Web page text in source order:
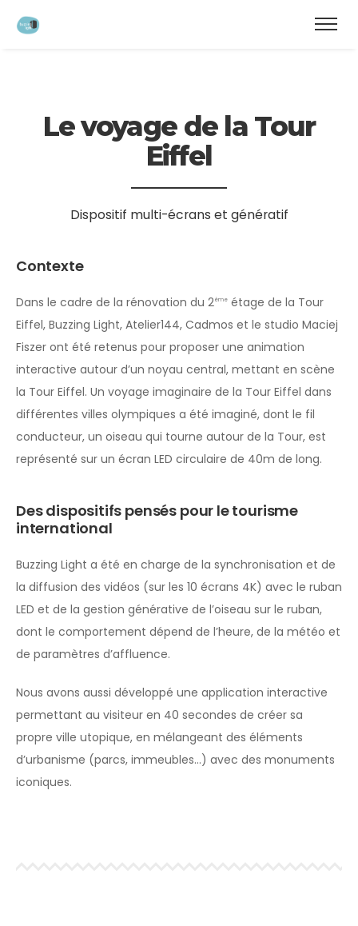
Le voyage de la Tour
Eiffel
Dispositif multi-écrans et génératif
Contexte
Dans le cadre de la rénovation du 2ème étage de la Tour
Eiffel, Buzzing Light, Atelier144, Cadmos et le studio Maciej
Fiszer ont été retenus pour proposer une animation
interactive autour d’un noyau central, mettant en scène
la Tour Eiffel. Un voyage imaginaire de la Tour Eiffel dans
différentes villes olympiques a été imaginé, dont le fil
conducteur, un oiseau qui tourne autour de la Tour, est
représenté sur un écran LED circulaire de 40m de long.
Des dispositifs pensés pour le tourisme
international
Buzzing Light a été en charge de la synchronisation et de
la diffusion des vidéos (sur les 10 écrans 4K) avec le ruban
LED et de la gestion générative de l’oiseau sur le ruban,
dont le comportement dépend de l’heure, de la météo et
de paramètres d’affluence.
Nous avons aussi développé une application interactive
permettant au visiteur en 40 secondes de créer sa
propre ville utopique, en mélangeant des éléments
d’urbanisme (parcs, immeubles…) avec des monuments
iconiques.